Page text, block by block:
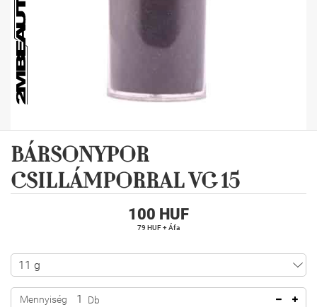
BÁRSONYPOR
CSILLÁMPORRAL VG 15
100 HUF
79 HUF + Áfa
Mennyiség Db